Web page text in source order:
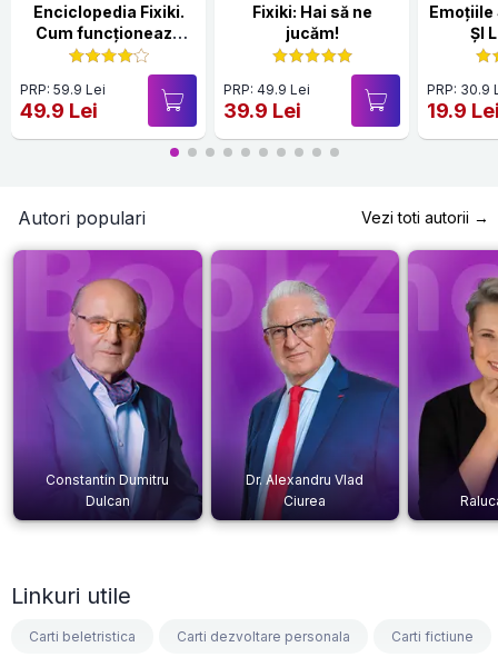
Enciclopedia Fixiki.
Cum funcționează
lucrurile
PRP: 59.9 Lei
49.9 Lei
Fixiki: Hai să ne
jucăm!
PRP: 49.9 Lei
39.9 Lei
Emoțiile
ȘI
PRP: 30.9
19.9
Autori populari Vezi toti autorii →
Constantin Dumitru
Dulcan
Dr. Alexandru Vlad
Ciurea
Linkuri utile
Carti beletristica Carti dezvoltare personala Carti fictiune